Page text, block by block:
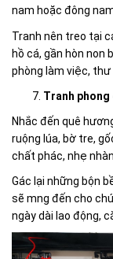
nam hoặc đông
Tranh nên treo tại
hồ cá, gần hòn non
phòng làm việc, thư
Tranh phong
Nhắc đến quê
ruộng lúa, bờ tre,
chất phác, nhẹ
Gác lại những bộn
sẽ mng đến cho
ngày dài lao động,